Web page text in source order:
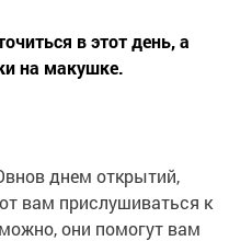
в этот день, а
на макушке.
днем открытий,
вам прислушиваться к
они помогут вам